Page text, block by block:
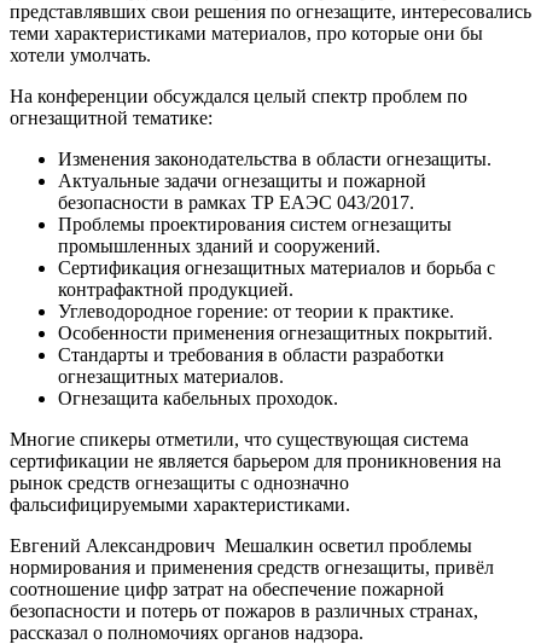
представлявших свои решения по огнезащите, интересовались
теми характеристиками материалов, про которые они бы
хотели умолчать.
На конференции обсуждался целый спектр проблем по
огнезащитной тематике:
Изменения законодательства в области огнезащиты.
Актуальные задачи огнезащиты и пожарной
безопасности в рамках ТР ЕАЭС 043/2017.
Проблемы проектирования систем огнезащиты
промышленных зданий и сооружений.
Сертификация огнезащитных материалов и борьба с
контрафактной продукцией.
Углеводородное горение: от теории к практике.
Особенности применения огнезащитных покрытий.
Стандарты и требования в области разработки
огнезащитных материалов.
Огнезащита кабельных проходок.
Многие спикеры отметили, что существующая система
сертификации не является барьером для проникновения на
рынок средств огнезащиты с однозначно
фальсифицируемыми характеристиками.
Евгений Александрович Мешалкин осветил проблемы
нормирования и применения средств огнезащиты, привёл
соотношение цифр затрат на обеспечение пожарной
безопасности и потерь от пожаров в различных странах,
рассказал о полномочиях органов надзора.